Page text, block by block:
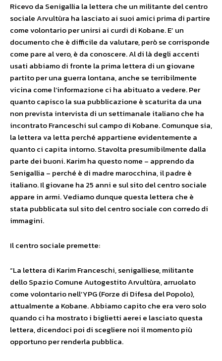
Ricevo da Senigallia la lettera che un militante del centro
sociale Arvultùra ha lasciato ai suoi amici prima di partire
come volontario per unirsi ai curdi di Kobane. E’ un
documento che è difficile da valutare, però se corrisponde
come pare al vero, è da conoscere. Al di là degli accenti
usati abbiamo di fronte la prima lettera di un giovane
partito per una guerra lontana, anche se terribilmente
vicina come l’informazione ci ha abituato a vedere. Per
quanto capisco la sua pubblicazione è scaturita da una
non prevista intervista di un settimanale italiano che ha
incontrato Franceschi sul campo di Kobane. Comunque sia,
la lettera va letta perché appartiene evidentemente a
quanto ci capita intorno. Stavolta presumibilmente dalla
parte dei buoni. Karim ha questo nome – apprendo da
Senigallia – perché è di madre marocchina, il padre è
italiano. Il giovane ha 25 anni e sul sito del centro sociale
appare in armi. Vediamo dunque questa lettera che è
stata pubblicata sul sito del centro sociale con corredo di
immagini.
Il centro sociale premette:
“La lettera di Karim Franceschi, senigalliese, militante
dello Spazio Comune Autogestito Arvultùra, arruolato
come volontario nell’YPG (Forze di Difesa del Popolo),
attualmente a Kobane. Abbiamo capito che era vero solo
quando ci ha mostrato i biglietti aerei e lasciato questa
lettera, dicendoci poi di scegliere noi il momento più
opportuno per renderla pubblica.